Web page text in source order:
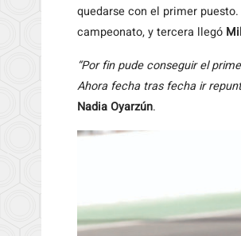
quedarse con el primer
campeonato, y tercera llegó
“Por fin pude conseguir el
Ahora fecha tras fecha ir
Nadia Oyarzún.